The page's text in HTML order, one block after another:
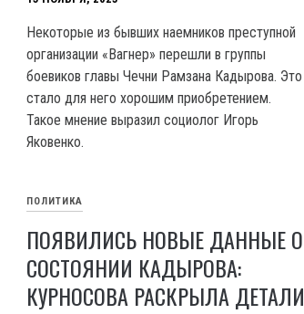
Некоторые из бывших наемников преступной
организации «Вагнер» перешли в группы
боевиков главы Чечни Рамзана Кадырова. Это
стало для него хорошим приобретением.
Такое мнение выразил социолог Игорь
Яковенко.
ПОЛИТИКА
ПОЯВИЛИСЬ НОВЫЕ ДАННЫЕ О
СОСТОЯНИИ КАДЫРОВА:
КУРНОСОВА РАСКРЫЛА ДЕТАЛИ